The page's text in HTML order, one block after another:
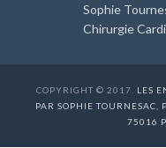
Sophie
Chirurgie
COPYRIGHT © 2017.
LES
PAR SOPHIE TOURNESAC,
75016